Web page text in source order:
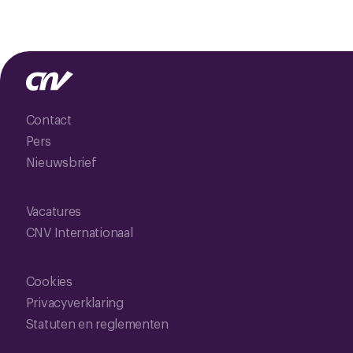
Contact
Pers
Nieuwsbrief
Vacatures
CNV Internationaal
Cookies
Privacyverklaring
Statuten en reglementen